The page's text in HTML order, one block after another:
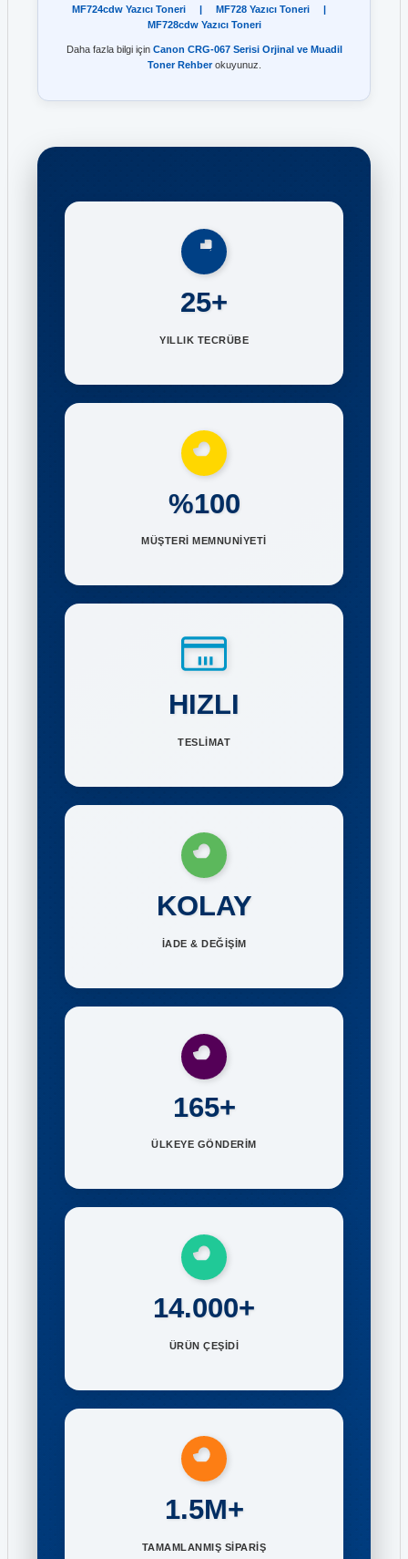
MF724cdw Yazıcı Toneri | MF728 Yazıcı Toneri
|
MF728cdw Yazıcı Toneri
Daha fazla bilgi için Canon CRG-067 Serisi Orjinal ve Muadil
Toner Rehberokuyunuz.
25+
YILLIK TECRÜBE
%100
MÜŞTERİ MEMNUNİYETİ
HIZLI
TESLİMAT
KOLAY
İADE & DEĞİŞİM
165+
ÜLKEYE GÖNDERİM
14.000+
ÜRÜN ÇEŞİDİ
1.5M+
TAMAMLANMIŞ SİPARİŞ